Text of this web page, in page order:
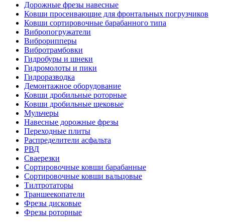
Дорожные фрезы навесные
Ковши просеивающие для фронтальных погрузчиков
Ковши сортировочные барабанного типа
Вибропогружатели
Виброрипперы
Вибротрамбовки
Гидробуры и шнеки
Гидромолоты и пики
Гидроразводка
Демонтажное оборудование
Ковши дробильные роторные
Ковши дробильные щековые
Мульчеры
Навесные дорожные фрезы
Переходные плиты
Распределители асфальта
РВД
Сваерезки
Сортировочные ковши барабанные
Сортировочные ковши вальцовые
Тилтротаторы
Траншеекопатели
Фрезы дисковые
Фрезы роторные